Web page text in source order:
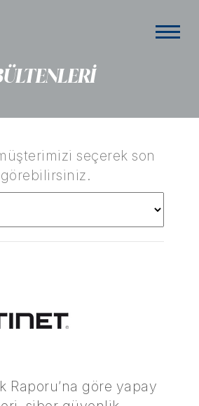
seçerek son
Raporu’na göre yapay